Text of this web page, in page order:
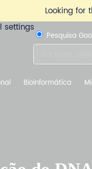
Looking for
Pesquisa
Bioinformática